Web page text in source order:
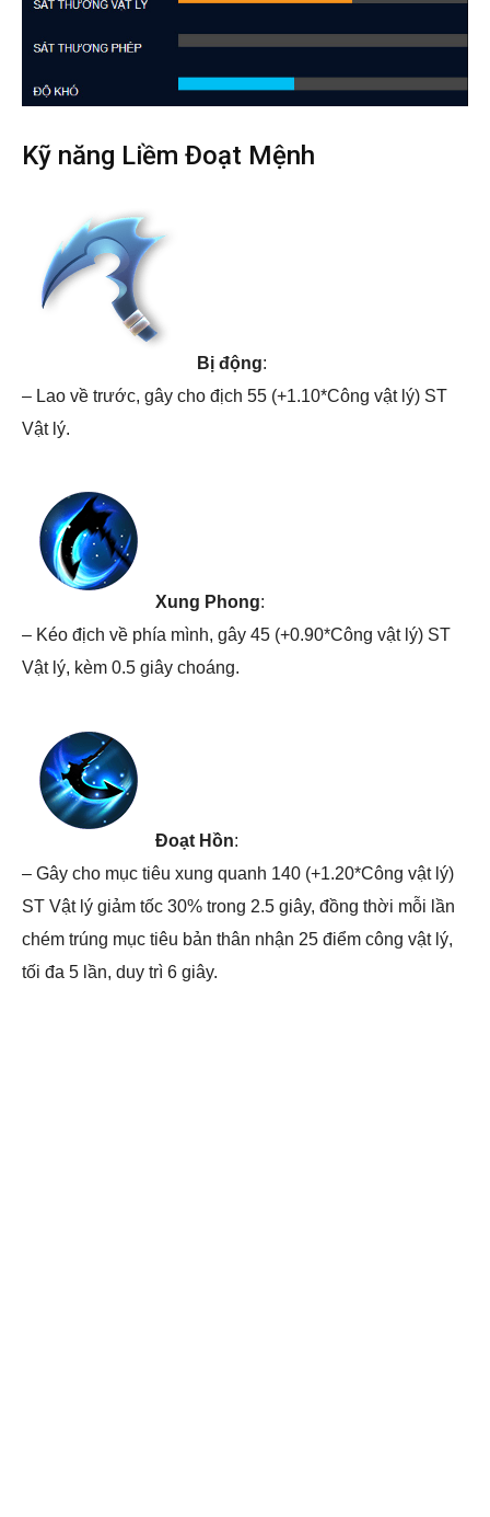
Kỹ năng Liềm Đoạt Mệnh
Bị động:
– Lao về trước, gây cho địch 55 (+1.10*Công vật lý) ST
Vật lý.
Xung Phong:
– Kéo địch về phía mình, gây 45 (+0.90*Công vật lý) ST
Vật lý, kèm 0.5 giây choáng.
Đoạt Hồn:
– Gây cho mục tiêu xung quanh 140 (+1.20*Công vật lý)
ST Vật lý giảm tốc 30% trong 2.5 giây, đồng thời mỗi lần
chém trúng mục tiêu bản thân nhận 25 điểm công vật lý,
tối đa 5 lần, duy trì 6 giây.